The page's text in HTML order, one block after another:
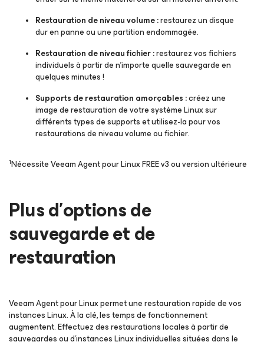
Restauration de niveau volume :restaurez un disque
dur en panne ou une partition endommagée.
Restauration de niveau fichier :restaurez vos fichiers
individuels à partir de n’importe quelle sauvegarde en
quelques minutes !
Supports de restauration amorçables :créez une
image de restauration de votre système Linux sur
différents types de supports et utilisez-la pour vos
restaurations de niveau volume ou fichier.
1Nécessite Veeam Agent pour Linux FREE v3 ou version ultérieure
Plus d’options de
sauvegarde et de
restauration
Veeam Agentpour Linuxpermet une restauration rapide de vos
instances Linux. À la clé, les temps de fonctionnement
augmentent. Effectuez des restaurations locales à partir de
sauvegardes ou d’instances Linux individuelles situées dans le